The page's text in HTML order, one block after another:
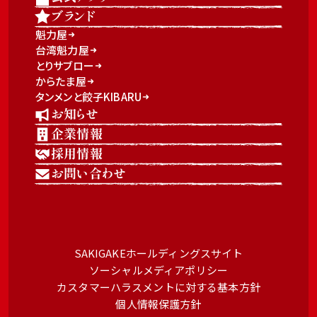
ブランド
魁力屋
台湾魁力屋
とりサブロー
からたま屋
タンメンと餃子KIBARU
お知らせ
企業情報
採用情報
お問い合わせ
SAKIGAKEホールディングスサイト
ソーシャルメディアポリシー
カスタマーハラスメントに対する基本方針
個人情報保護方針